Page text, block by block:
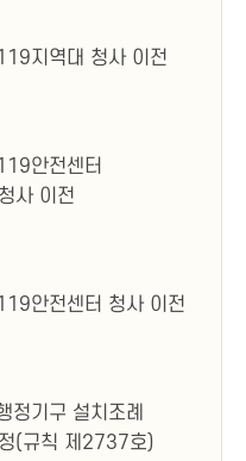
지역대 청사 이전
안전센터
사 이전
안전센터 청사 이전
정기구 설치조례
(규칙 제2737호)